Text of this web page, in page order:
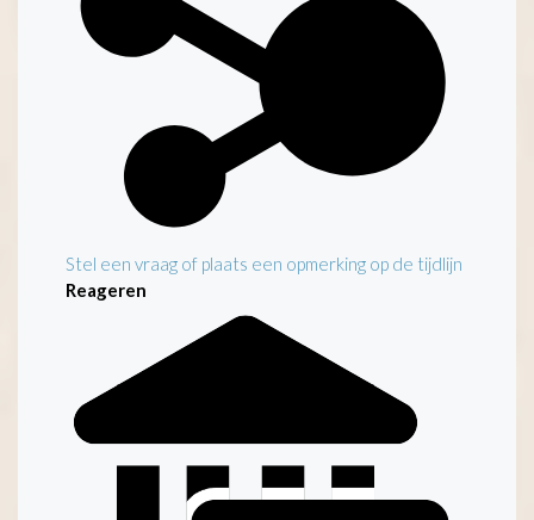
Stel een vraag of plaats een opmerking op de tijdlijn
Reageren